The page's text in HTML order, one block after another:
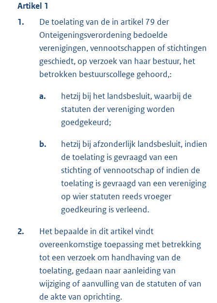
Artikel 1
1.
De toelating van de in artikel 79 der
Onteigeningsverordening bedoelde
verenigingen, vennootschappen of stichtingen
geschiedt, op verzoek van haar bestuur, het
betrokken bestuurscollege gehoord,:
a.
hetzij bij het landsbesluit, waarbij de
statuten der vereniging worden
goedgekeurd;
b.
hetzij bij afzonderlijk landsbesluit, indien
de toelating is gevraagd van een
stichting of vennootschap of indien de
toelating is gevraagd van een vereniging
op wier statuten reeds vroeger
goedkeuring is verleend.
2.
Het bepaalde in dit artikel vindt
overeenkomstige toepassing met betrekking
tot een verzoek om handhaving van de
toelating, gedaan naar aanleiding van
wijziging of aanvulling van de statuten of van
de akte van oprichting.